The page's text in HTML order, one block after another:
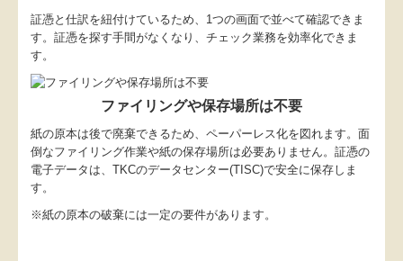
証憑と仕訳を紐付けているため、1つの画面で並べて確認できま
す。証憑を探す手間がなくなり、チェック業務を効率化できま
す。
ファイリングや保存場所は不要
紙の原本は後で廃棄できるため、ペーパーレス化を図れます。面
倒なファイリング作業や紙の保存場所は必要ありません。証憑の
電子データは、TKCのデータセンター(TISC)で安全に保存しま
す。
※紙の原本の破棄には一定の要件があります。